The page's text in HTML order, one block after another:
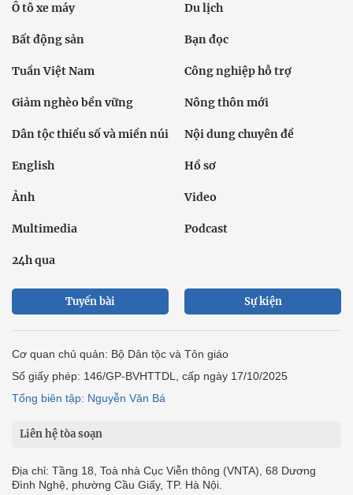
Ô tô xe máy Du lịch
Bất động sản Bạn đọc
Tuần Việt Nam Công nghiệp hỗ trợ
Giảm nghèo bền vững Nông thôn mới
Dân tộc thiểu số và miền núi Nội dung chuyên đề
English Hồ sơ
Ảnh Video
Multimedia Podcast
24h qua
Tuyến bài Sự kiện
Cơ quan chủ quản: Bộ Dân tộc và Tôn giáo
Số giấy phép: 146/GP-BVHTTDL, cấp ngày 17/10/2025
Tổng biên tập: Nguyễn Văn Bá
Liên hệ tòa soạn
Địa chỉ: Tầng 18, Toà nhà Cục Viễn thông (VNTA), 68 Dương
Đình Nghệ, phường Cầu Giấy, TP. Hà Nội.